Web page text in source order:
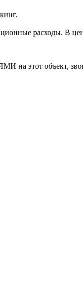
расходы. В
объект,